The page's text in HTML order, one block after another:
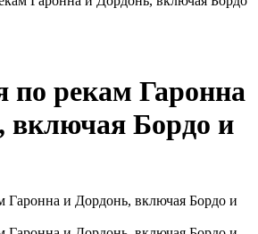
по рекам Гаронна
включая Бордо и